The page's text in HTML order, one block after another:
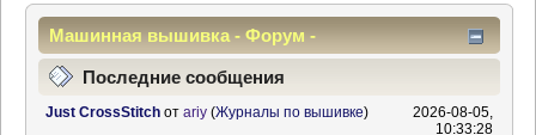
Машинная вышивка - Форум -
Информационный центр
Последние сообщения
Just CrossStitchот ariy(Журналы по вышивке)
2026-08-05,
10:33:28